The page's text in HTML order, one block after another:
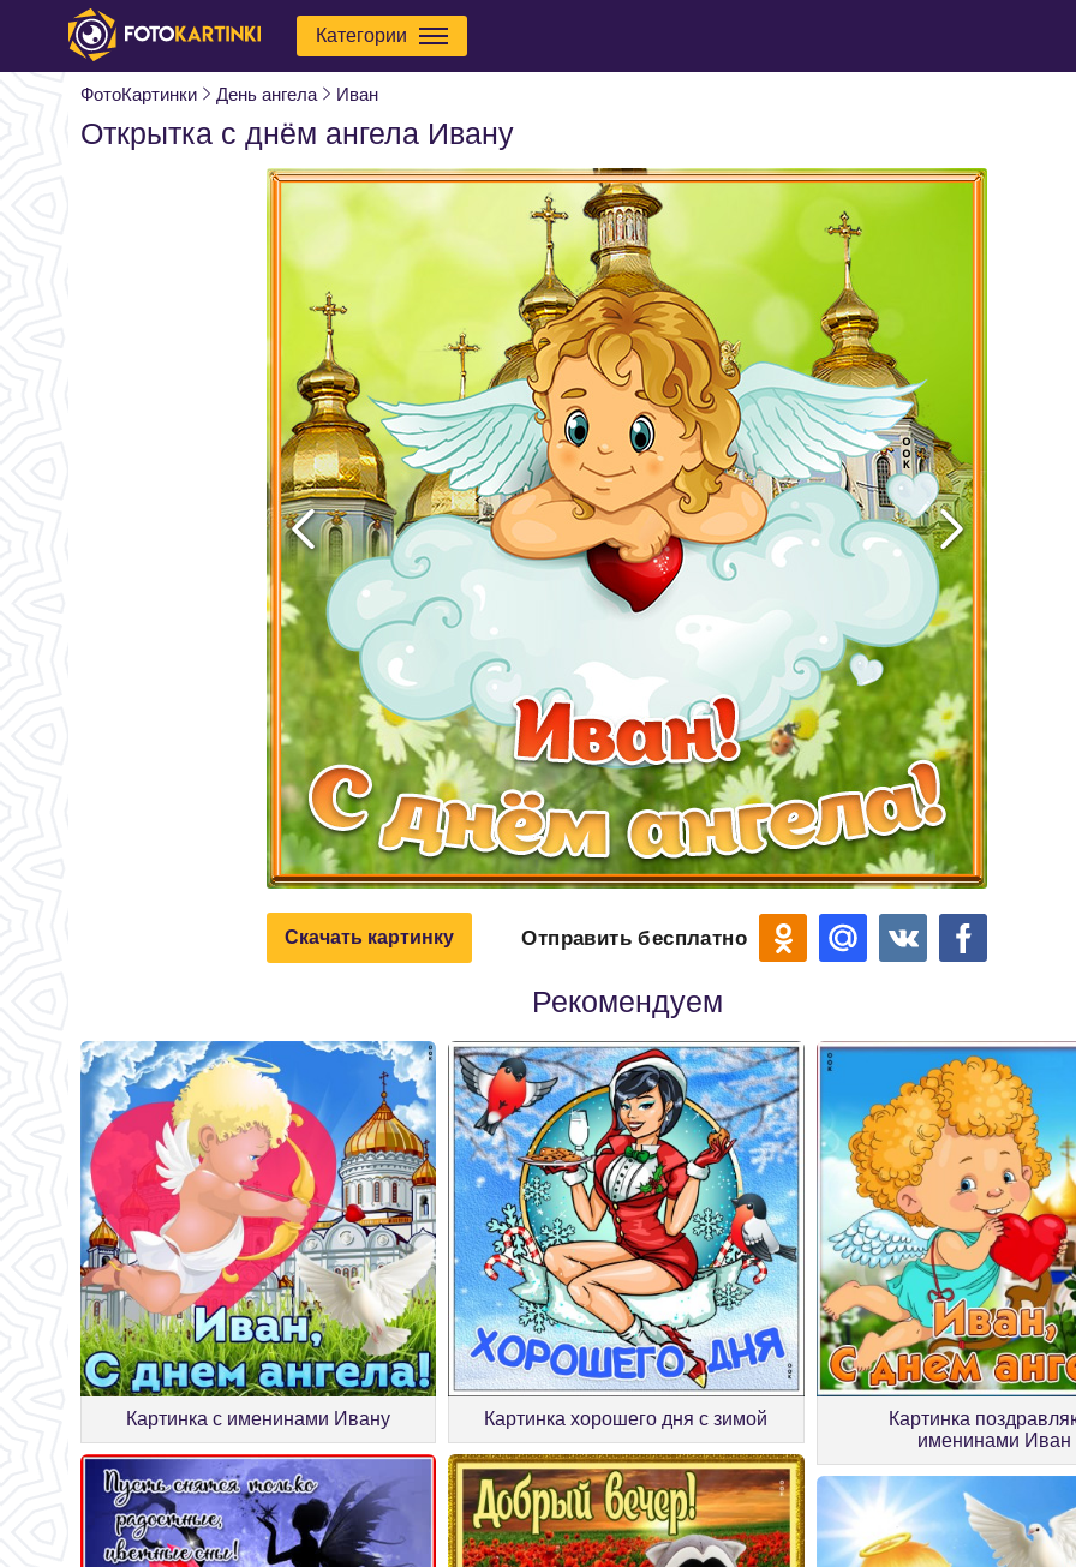
Категории
ФотоКартинки День ангела Иван
Открытка с днём ангела Ивану
Скачать картинку Отправить бесплатно
Рекомендуем
Картинка с именинами Ивану Картинка хорошего дня с зимой
Картинка
именинами Иван